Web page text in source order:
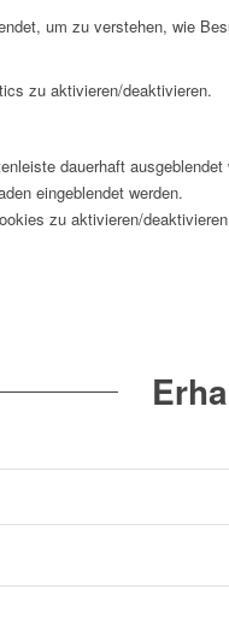
um zu verstehen, wie
zu aktivieren/deaktivieren.
dauerhaft
eingeblendet werden.
zu aktivieren/